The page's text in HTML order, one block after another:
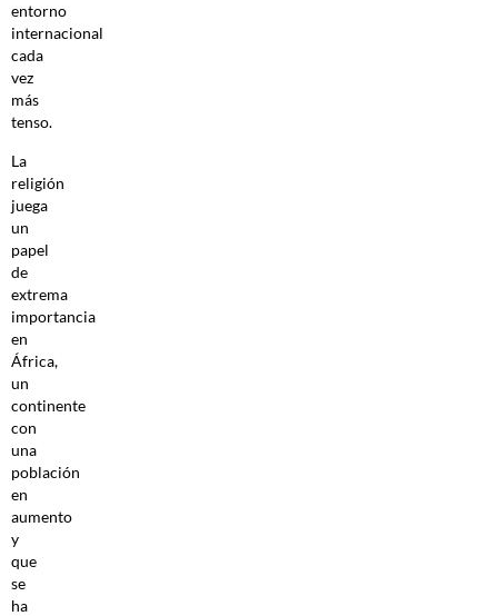
entorno
internacional
cada
vez
más
tenso.
La
religión
juega
un
papel
de
extrema
importancia
en
África,
un
continente
con
una
población
en
aumento
y
que
se
ha